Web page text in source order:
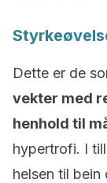
Dette er de
vekter med
henhold til
hypertrofi. I
helsen til